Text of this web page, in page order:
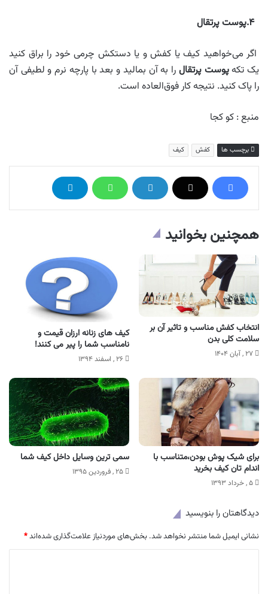
۴.پوست پرتقال
اگر می‌خواهید کیف یا کفش و یا دستکش چرمی ‌خود را براق کنید
یک تکهپوست پرتقال را به آن بمالید و بعد با پارچه نرم و لطیفی آن
را پاک کنید. نتیجه کار فوق‌العاده است.
منبع : کو کجا
برچسب ها کفش کیف
همچنین بخوانید
انتخاب کفش مناسب و تاثیر آن بر
سلامت کلی بدن
۲۷ , آبان ۱۴۰۴
کیف های زنانه ارزان قیمت و
نامناسب شما را پیر می کنند!
۲۶ , اسفند ۱۳۹۴
برای شیک پوش بودن،متناسب با
اندام تان کیف بخرید
۵ , خرداد ۱۳۹۳
سمی ترین وسایل داخل کیف شما
۲۵ , فروردین ۱۳۹۵
دیدگاهتان را بنویسید
نشانی ایمیل شما منتشر نخواهد شد. بخش‌های موردنیاز علامت‌گذاری شده‌اند*